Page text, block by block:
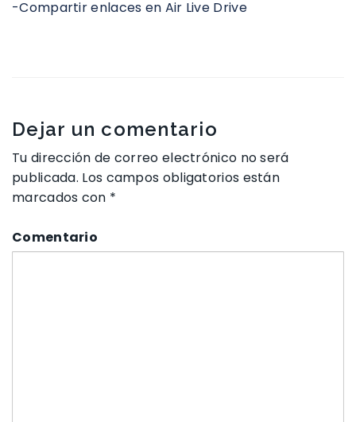
-Compartir enlaces en Air Live Drive
Dejar un comentario
Tu dirección de correo electrónico no será
publicada. Los campos obligatorios están
marcados con *
Comentario